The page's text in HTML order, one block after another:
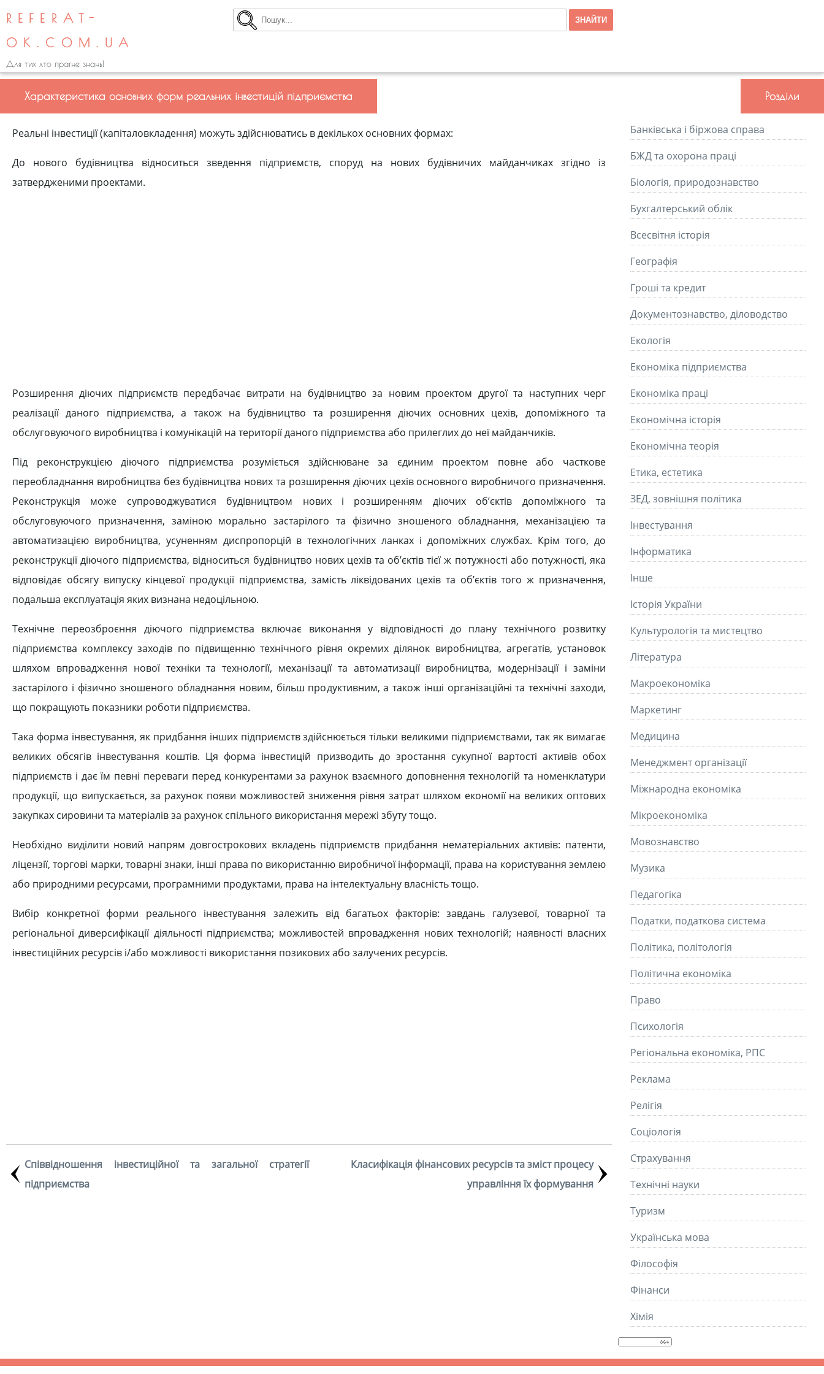
REFERAT-
OK.COM.UA
Для тих хто прагне знань!
Характеристика основних форм реальних інвестицій підприємства
Реальні інвестиції (капіталовкладення) можуть здійснюватись в декількох основних формах:
До нового будівництва відноситься зведення підприємств, споруд на нових будівничих майданчиках згідно із
затвердженими проектами.
Розширення діючих підприємств передбачає витрати на будівництво за новим проектом другої та наступних черг
реалізації даного підприємства, а також на будівництво та розширення діючих основних цехів, допоміжного та
обслуговуючого виробництва і комунікацій на території даного підприємства або прилеглих до неї майданчиків.
Під реконструкцією діючого підприємства розуміється здійснюване за єдиним проектом повне або часткове
переобладнання виробництва без будівництва нових та розширення діючих цехів основного виробничого призначення.
Реконструкція може супроводжуватися будівництвом нових і розширенням діючих об’єктів допоміжного та
обслуговуючого призначення, заміною морально застарілого та фізично зношеного обладнання, механізацією та
автоматизацією виробництва, усуненням диспропорцій в технологічних ланках і допоміжних службах. Крім того, до
реконструкції діючого підприємства, відноситься будівництво нових цехів та об’єктів тієї ж потужності або потужності, яка
відповідає обсягу випуску кінцевої продукції підприємства, замість ліквідованих цехів та об’єктів того ж призначення,
подальша експлуатація яких визнана недоцільною.
Технічне переозброєння діючого підприємства включає виконання у відповідності до плану технічного розвитку
підприємства комплексу заходів по підвищенню технічного рівня окремих ділянок виробництва, агрегатів, установок
шляхом впровадження нової техніки та технології, механізації та автоматизації виробництва, модернізації і заміни
застарілого і фізично зношеного обладнання новим, більш продуктивним, а також інші організаційні та технічні заходи,
що покращують показники роботи підприємства.
Така форма інвестування, як придбання інших підприємств здійснюється тільки великими підприємствами, так як вимагає
великих обсягів інвестування коштів. Ця форма інвестицій призводить до зростання сукупної вартості активів обох
підприємств і дає їм певні переваги перед конкурентами за рахунок взаємного доповнення технологій та номенклатури
продукції, що випускається, за рахунок появи можливостей зниження рівня затрат шляхом економії на великих оптових
закупках сировини та матеріалів за рахунок спільного використання мережі збуту тощо.
Необхідно виділити новий напрям довгострокових вкладень підприємств придбання нематеріальних активів: патенти,
ліцензії, торгові марки, товарні знаки, інші права по використанню виробничої інформації, права на користування землею
або природними ресурсами, програмними продуктами, права на інтелектуальну власність тощо.
Вибір конкретної форми реального інвестування залежить від багатьох факторів: завдань галузевої, товарної та
регіональної диверсифікації діяльності підприємства; можливостей впровадження нових технологій; наявності власних
інвестиційних ресурсів і/або можливості використання позикових або залучених ресурсів.
Співвідношення інвестиційної та загальної стратегії
підприємства
Класифікація фінансових ресурсів та зміст процесу
управління їх формування
Розділи
Банківська і біржова справа
БЖД та охорона праці
Біологія, природознавство
Бухгалтерський облік
Всесвітня історія
Географія
Гроші та кредит
Документознавство, діловодство
Екологія
Економіка підприємства
Економіка праці
Економічна історія
Економічна теорія
Етика, естетика
ЗЕД, зовнішня політика
Інвестування
Інформатика
Інше
Історія України
Культурологія та мистецтво
Літературa
Макроекономіка
Маркетинг
Медицина
Менеджмент організації
Міжнародна економіка
Мікроекономіка
Мовознавство
Музика
Педагогіка
Податки, податкова система
Політика, політологія
Політична економіка
Право
Психологія
Регіональна економіка, РПС
Реклама
Релігія
Соціологія
Страхування
Технічні науки
Туризм
Українська мова
Філософія
Фінанси
Хімія